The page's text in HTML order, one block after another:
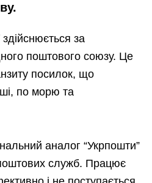
здійснюється за
поштового союзу. Це
посилок, що
по морю та
аналог “Укрпошти”
служб. Працює